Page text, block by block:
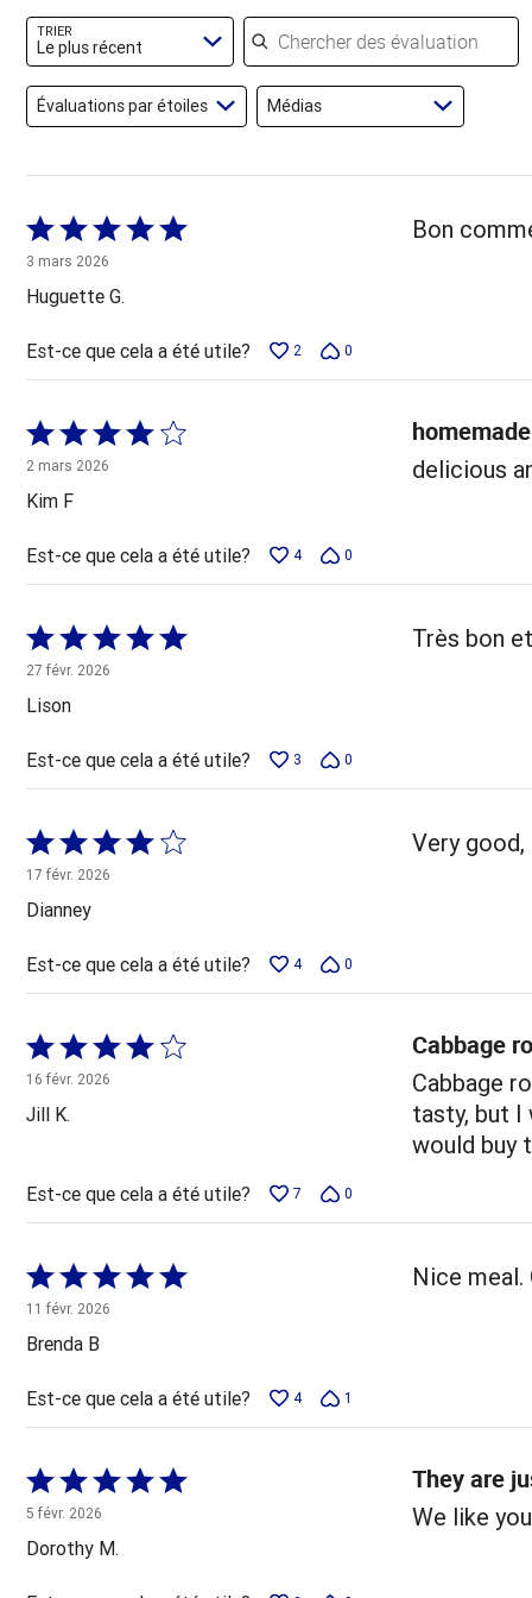
évaluateurs
TRIER
Le plus récent
Chercher des évaluations
Évaluations par étoiles Médias
Coté
5 sur
5
3 mars 2026
Huguette G.
Bon
Est-ce que cela a été utile? 2 0
Coté
4 sur
5
2 mars 2026
Kim F
delicious
Est-ce que cela a été utile? 4 0
Coté
5 sur
5
27 févr. 2026
Lison
Très bon
Est-ce que cela a été utile? 3 0
Coté
4 sur
5
17 févr. 2026
Dianney
Very
Est-ce que cela a été utile? 4 0
Coté
4 sur
5
16 févr. 2026
Jill K.
Cabbage
Cabbage
tasty, but I
would buy
Est-ce que cela a été utile? 7 0
Coté
5 sur
5
11 févr. 2026
Brenda B
Nice meal.
Est-ce que cela a été utile? 4 1
Coté
5 sur
5
5 févr. 2026
Dorothy M.
They are
We like